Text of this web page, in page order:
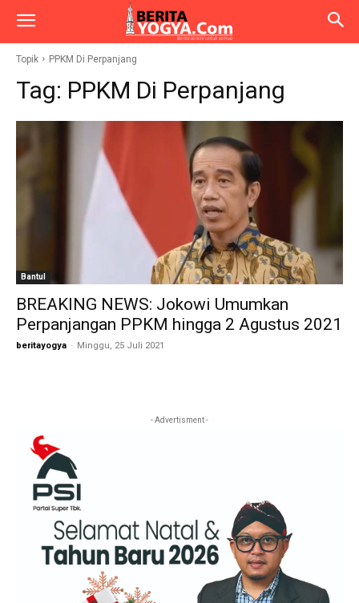
Topik PPKM Di Perpanjang
Tag: PPKM Di Perpanjang
Bantul
BREAKING NEWS: Jokowi Umumkan
Perpanjangan PPKM hingga 2 Agustus 2021
beritayogya - Minggu, 25 Juli 2021
- Advertisment -